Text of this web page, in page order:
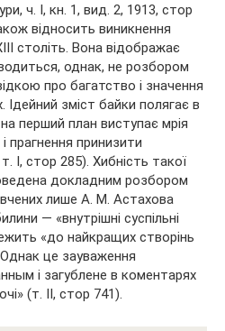
ч. I, кн. 1, вид. 2, 1913, стор
відносить виникнення
століть. Вона відображає
однак, не розбором
про багатство і значення
Ідейний зміст байки полягає в
перший план виступає мрія
прагнення принизити
I, стор 285). Хибність такої
докладним розбором
вчених лише А. М. Астахова
— «внутрішні суспільні
«до найкращих створінь
це зауваження
і загублене в коментарях
(т. II, стор 741).